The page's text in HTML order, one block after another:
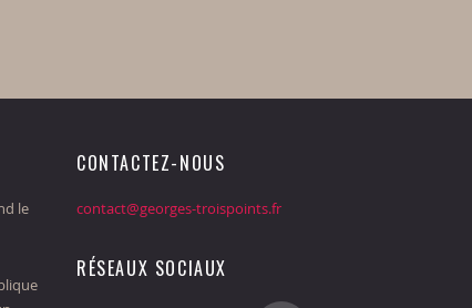
le
CONTACTEZ-NOUS
contact@georges-troispoints.fr
RÉSEAUX SOCIAUX